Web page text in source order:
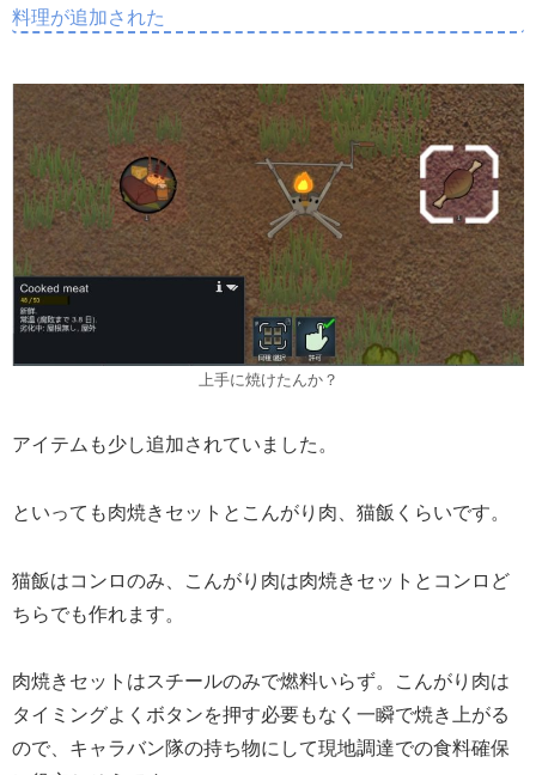
料理が追加された
上手に焼けたんか？
アイテムも少し追加されていました。
といっても肉焼きセットとこんがり肉、猫飯くらいです。
猫飯はコンロのみ、こんがり肉は肉焼きセットとコンロど
ちらでも作れます。
肉焼きセットはスチールのみで燃料いらず。こんがり肉は
タイミングよくボタンを押す必要もなく一瞬で焼き上がる
ので、キャラバン隊の持ち物にして現地調達での食料確保